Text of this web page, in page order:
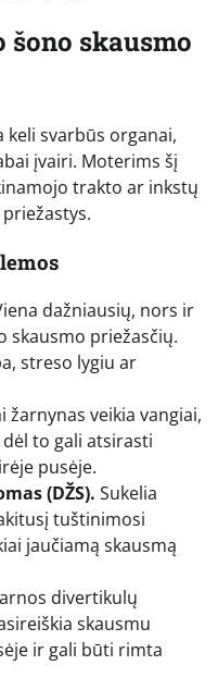
skausmo
keli svarbūs organai,
įvairi. Moterims šį
trakto ar inkstų
dažniausių, nors ir
skausmo priežasčių.
streso lygiu ar
žarnynas veikia vangiai,
to gali atsirasti
pusėje.
(DŽS). Sukelia
tuštinimosi
jaučiamą skausmą
divertikulų
skausmu
ir gali būti rimta